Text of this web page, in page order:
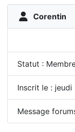
Corentin
Statut :
Inscrit le :
Message